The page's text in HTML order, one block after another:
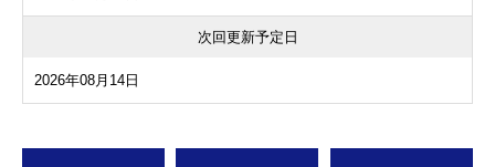
次回更新予定日
2026年08月14日